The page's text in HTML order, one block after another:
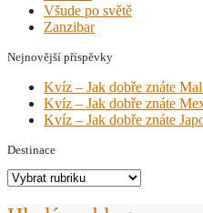
Všude po světě
Zanzibar
Nejnovější příspěvky
Kvíz – Jak dobře znáte
Kvíz – Jak dobře znáte
Kvíz – Jak dobře znáte
Destinace
Destinace